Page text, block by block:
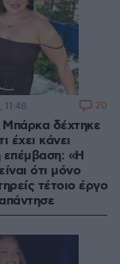
δέχτηκε
έχει κάνει
επέμβαση: «Η
ότι μόνο
τέτοιο έργο
11:48 20